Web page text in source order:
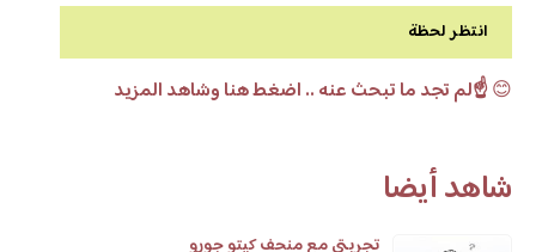
انتظر لحظة
😊☝️لم تجد ما تبحث عنه .. اضغط هنا وشاهد المزيد
شاهد أيضا
تجربتي مع منحف كيتو جورو